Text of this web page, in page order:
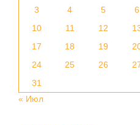
3
4 5 6
10
11 12
17
18 19
24
25 26
31
« Июл